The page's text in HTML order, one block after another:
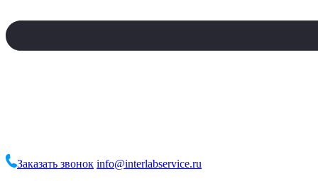
Заказать звонок info@interlabservice.ru